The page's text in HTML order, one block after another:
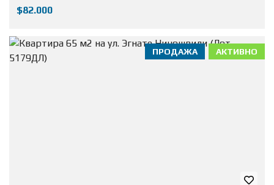
$82.000
АКТИВНО
ПРОДАЖА